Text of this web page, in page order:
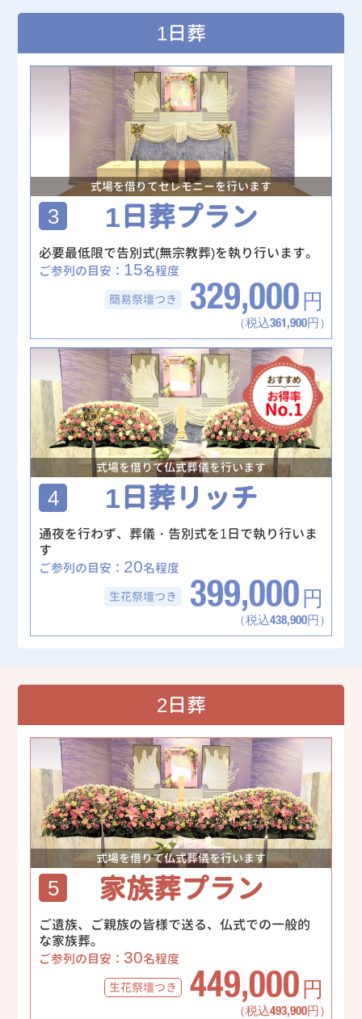
1日葬
式場を借りてセレモニーを行います
3 1日葬プラン
必要最低限で告別式(無宗教葬)を執り行います。
ご参列の目安： 15名程度
簡易祭壇つき 329,000 円
（税込361,900円）
式場を借りて仏式葬儀を行います
4 1日葬リッチ
通夜を行わず、葬儀・告別式を1日で執り行いま
す
ご参列の目安： 20名程度
生花祭壇つき 399,000 円
（税込438,900円）
2日葬
式場を借りて仏式葬儀を行います
5 家族葬プラン
ご遺族、ご親族の皆様で送る、仏式での一般的
な家族葬。
ご参列の目安： 30名程度
生花祭壇つき 449,000 円
（税込493,900円）